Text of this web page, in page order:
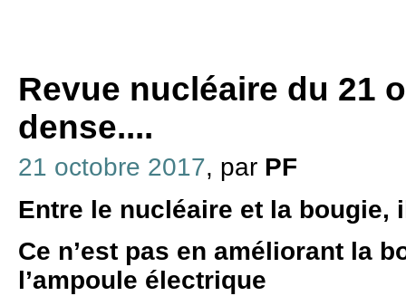
Revue nucléaire du 21
dense....
21 octobre 2017, par PF
Entre le nucléaire et la bougie,
Ce n’est pas en améliorant la
l’ampoule électrique